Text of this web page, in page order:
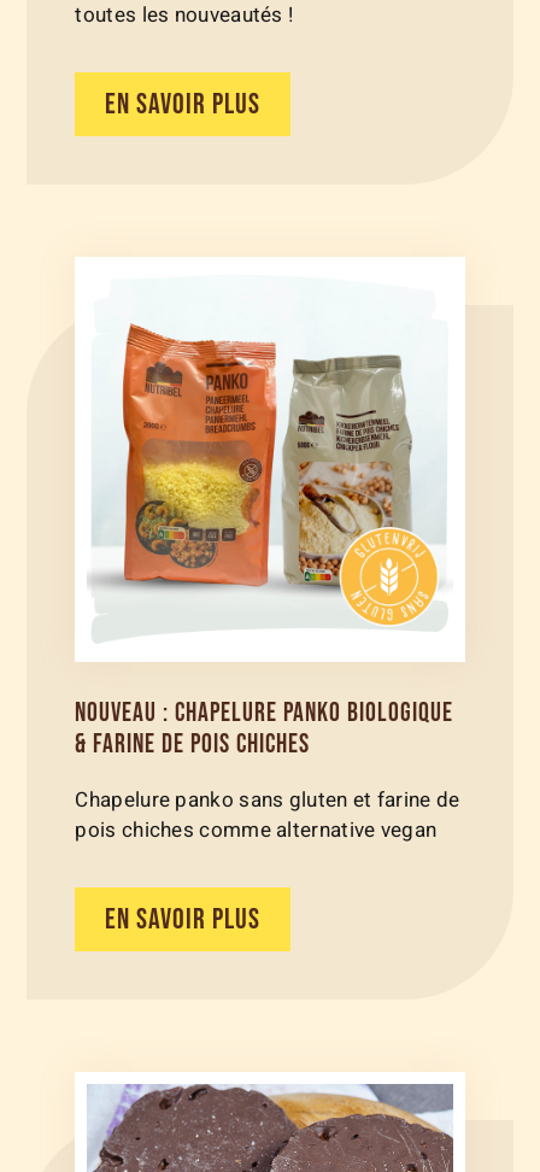
toutes les nouveautés !
EN SAVOIR PLUS
NOUVEAU : CHAPELURE PANKO BIOLOGIQUE
& FARINE DE POIS CHICHES
Chapelure panko sans gluten et farine de
pois chiches comme alternative vegan
EN SAVOIR PLUS